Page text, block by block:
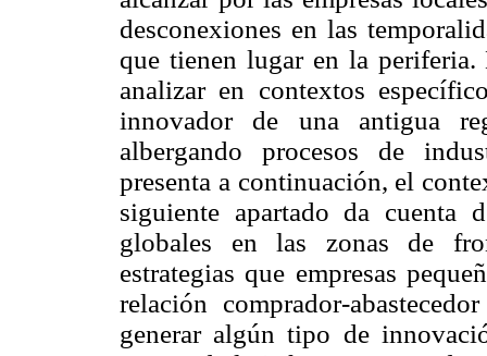
desconexiones en las
que tienen lugar en la periferia.
analizar en contextos
innovador de una antigua
albergando procesos de
presenta a continuación, el
siguiente apartado da
globales en las zonas de
estrategias que empresas
relación comprador-
generar algún tipo de